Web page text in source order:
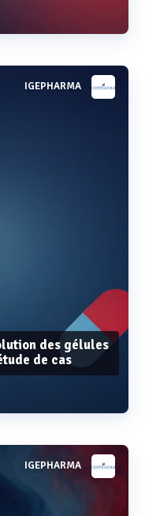
IGEPHARMA
des gélules
de cas
IGEPHARMA